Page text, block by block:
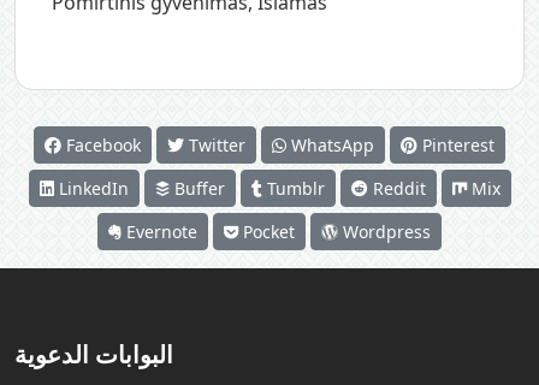
Facebook Twitter WhatsApp
Pinterest
LinkedIn
Buffer Tumblr Reddit
Mix
Evernote
Pocket Wordpress
البوابات الدعوية